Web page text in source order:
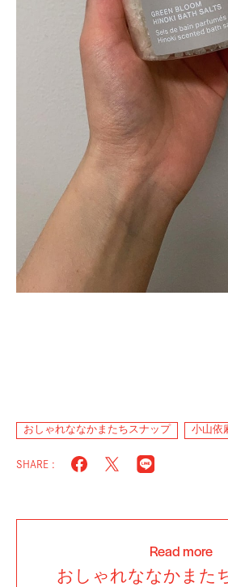
おしゃれななかまたちスナップ 小山依
SHARE :
Read more
おしゃれななかまた